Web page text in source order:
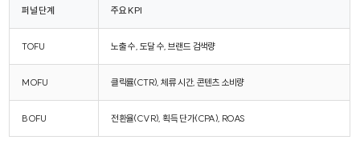
퍼널 단계 주요 KPI
TOFU 노출 수, 도달 수, 브랜드 검색량
MOFU 클릭률(CTR), 체류 시간, 콘텐츠 소비량
BOFU 전환율(CVR), 획득 단가(CPA), ROAS